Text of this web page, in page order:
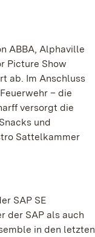
ABBA, Alphaville
Picture Show
ab. Im Anschluss
– die
versorgt die
und
Sattelkammer
SAP SE
der SAP als auch
in den letzten